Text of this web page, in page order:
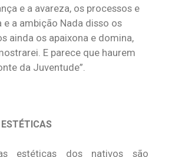
e a avareza, os processos e
e a ambição Nada disso os
ainda os apaixona e domina,
E parece que haurem
da Juventude”.
ESTÉTICAS
estéticas dos nativos são